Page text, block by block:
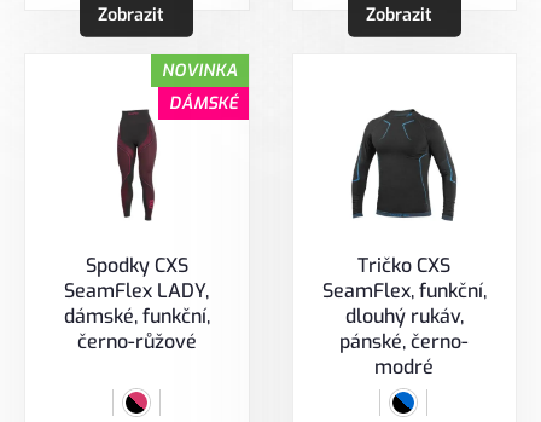
Zobrazit Zobrazit
NOVINKA
DÁMSKÉ
Spodky CXS
SeamFlex LADY,
dámské, funkční,
černo-růžové
Tričko CXS
SeamFlex, funkční,
dlouhý rukáv,
pánské, černo-
modré